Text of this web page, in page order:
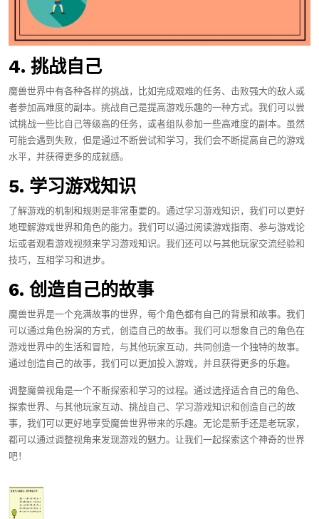
4. 挑战自己
魔兽世界中有各种各样的挑战，比如完成艰难的任务、击败强大的敌人或
者参加高难度的副本。挑战自己是提高游戏乐趣的一种方式。我们可以尝
试挑战一些比自己等级高的任务，或者组队参加一些高难度的副本。虽然
可能会遇到失败，但是通过不断尝试和学习，我们会不断提高自己的游戏
水平，并获得更多的成就感。
5. 学习游戏知识
了解游戏的机制和规则是非常重要的。通过学习游戏知识，我们可以更好
地理解游戏世界和角色的能力。我们可以通过阅读游戏指南、参与游戏论
坛或者观看游戏视频来学习游戏知识。我们还可以与其他玩家交流经验和
技巧，互相学习和进步。
6. 创造自己的故事
魔兽世界是一个充满故事的世界，每个角色都有自己的背景和故事。我们
可以通过角色扮演的方式，创造自己的故事。我们可以想象自己的角色在
游戏世界中的生活和冒险，与其他玩家互动，共同创造一个独特的故事。
通过创造自己的故事，我们可以更加投入游戏，并且获得更多的乐趣。
调整魔兽视角是一个不断探索和学习的过程。通过选择适合自己的角色、
探索世界、与其他玩家互动、挑战自己、学习游戏知识和创造自己的故
事，我们可以更好地享受魔兽世界带来的乐趣。无论是新手还是老玩家，
都可以通过调整视角来发现游戏的魅力。让我们一起探索这个神奇的世界
吧！